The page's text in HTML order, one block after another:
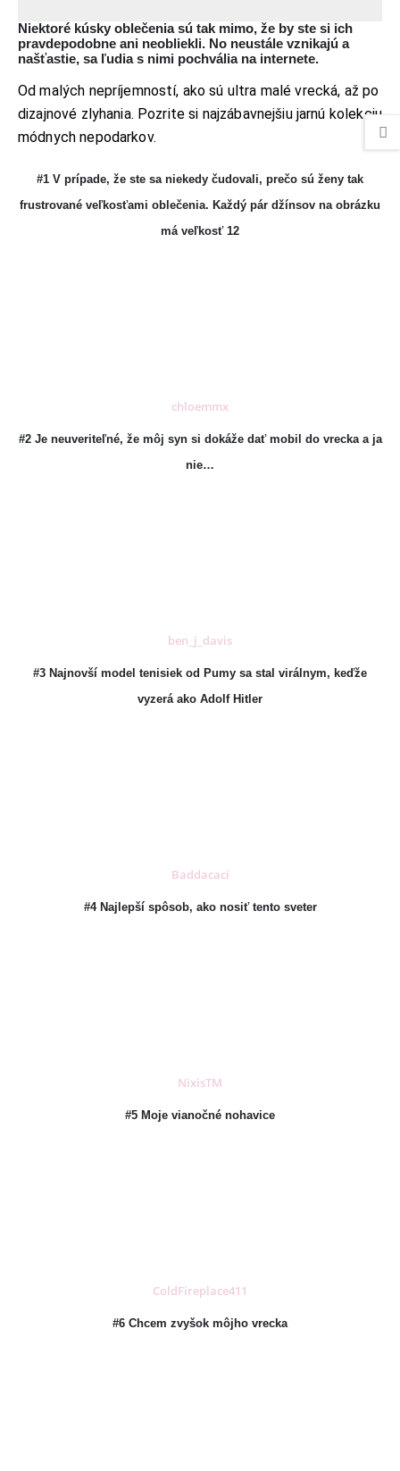
Niektoré kúsky oblečenia sú tak mimo, že by ste si ich
pravdepodobne ani neobliekli. No neustále vznikajú a
našťastie, sa ľudia s nimi pochvália na internete.
Od malých nepríjemností, ako sú ultra malé vrecká, až po
dizajnové zlyhania. Pozrite si najzábavnejšiu jarnú kolekciu
módnych nepodarkov.
#1 V prípade, že ste sa niekedy čudovali, prečo sú ženy tak
frustrované veľkosťami oblečenia. Každý pár džínsov na obrázku
má veľkosť 12
chloemmx
#2 Je neuveriteľné, že môj syn si dokáže dať mobil do vrecka a ja
nie…
ben_j_davis
#3 Najnovší model tenisiek od Pumy sa stal virálnym, keďže
vyzerá ako Adolf Hitler
Baddacaci
#4 Najlepší spôsob, ako nosiť tento sveter
NixisTM
#5 Moje vianočné nohavice
ColdFireplace411
#6 Chcem zvyšok môjho vrecka